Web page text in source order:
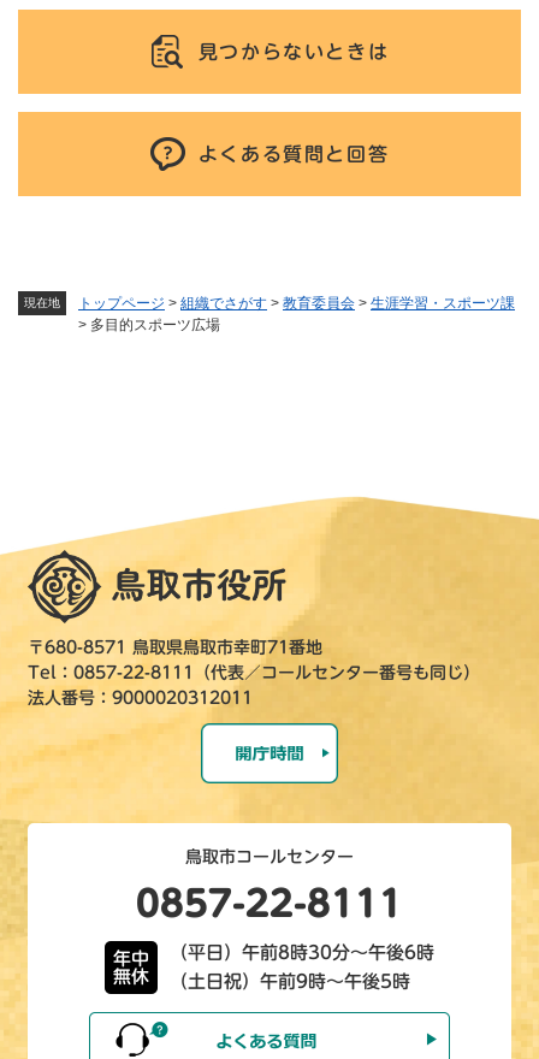
現在地 トップページ > 組織でさがす > 教育委員会 > 生涯学習・スポーツ課
> 多目的スポーツ広場
見つからないときは
よくある質問と回答
〒680-8571 鳥取県鳥取市幸町71番地
Tel：0857-22-8111（代表／コールセンター番号も同じ）
法人番号：9000020312011
鳥取市コールセンター
0857-22-8111
年中
無休
（平日）午前8時30分～午後6時
（土日祝）午前9時～午後5時